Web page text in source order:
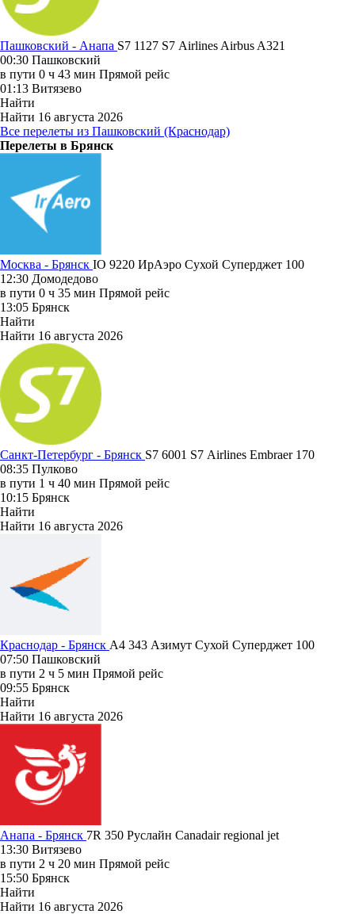
Пашковский - Анапа S7 1127 S7 Airlines Airbus A321
00:30 Пашковский
в пути 0 ч 43 мин Прямой рейс
01:13 Витязево
Найти
Найти 16 августа 2026
Все перелеты из Пашковский (Краснодар)
Перелеты в Брянск
Москва - Брянск IO 9220 ИрАэро Сухой Суперджет 100
12:30 Домодедово
в пути 0 ч 35 мин Прямой рейс
13:05 Брянск
Найти
Найти 16 августа 2026
Санкт-Петербург - Брянск S7 6001 S7 Airlines Embraer 170
08:35 Пулково
в пути 1 ч 40 мин Прямой рейс
10:15 Брянск
Найти
Найти 16 августа 2026
Краснодар - Брянск A4 343 Азимут Сухой Суперджет 100
07:50 Пашковский
в пути 2 ч 5 мин Прямой рейс
09:55 Брянск
Найти
Найти 16 августа 2026
Анапа - Брянск 7R 350 Руслайн Canadair regional jet
13:30 Витязево
в пути 2 ч 20 мин Прямой рейс
15:50 Брянск
Найти
Найти 16 августа 2026